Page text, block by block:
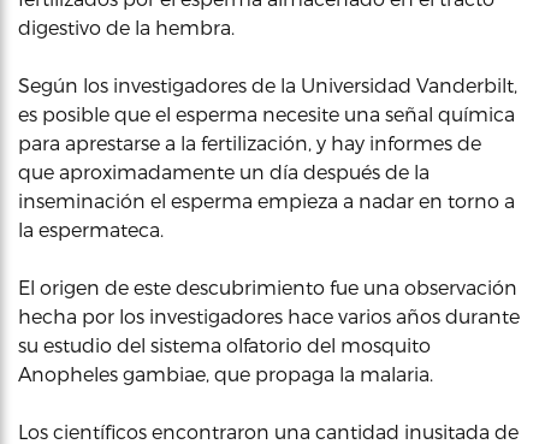
digestivo de la hembra.
Según los investigadores de la Universidad Vanderbilt,
es posible que el esperma necesite una señal química
para aprestarse a la fertilización, y hay informes de
que aproximadamente un día después de la
inseminación el esperma empieza a nadar en torno a
la espermateca.
El origen de este descubrimiento fue una observación
hecha por los investigadores hace varios años durante
su estudio del sistema olfatorio del mosquito
Anopheles gambiae, que propaga la malaria.
Los científicos encontraron una cantidad inusitada de